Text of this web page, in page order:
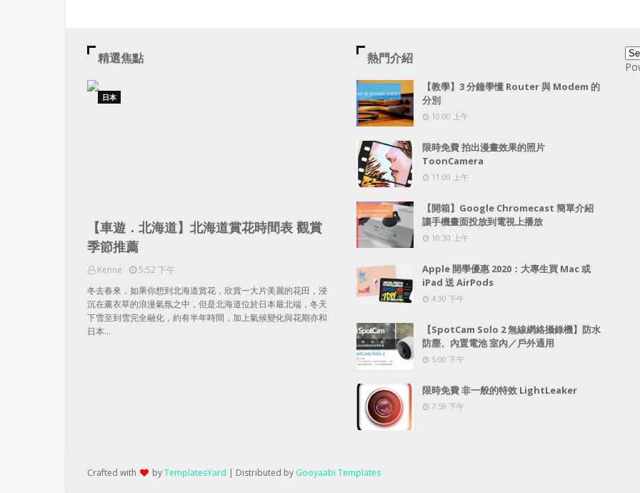
精選焦點
日本
【車遊．北海道】北海道賞花時間表 觀賞
季節推薦
Kenne
5:52 下午
冬去春來，如果你想到北海道賞花，欣賞一大片美麗的花田，浸
沉在薰衣草的浪漫氣氛之中，但是北海道位於日本最北端，冬天
下雪至到雪完全融化，約有半年時間，加上氣候變化與花期亦和
日本…
熱門介紹
【教學】3 分鐘學懂 Router 與 Modem 的
分別
10:00 上午
限時免費 拍出漫畫效果的照片
ToonCamera
11:00 上午
【開箱】Google Chromecast 簡單介紹
讓手機畫面投放到電視上播放
10:30 上午
Apple 開學優惠 2020：大專生買 Mac 或
iPad 送 AirPods
4:30 下午
【SpotCam Solo 2 無線網絡攝錄機】防水
防塵、內置電池 室內／戶外通用
5:00 下午
限時免費 非一般的特效 LightLeaker
7:59 下午
Crafted with byTemplatesYard | Distributed by Gooyaabi Templates